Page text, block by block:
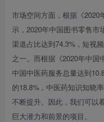
市场空间方面，根据《2020
示，2020年中国图书零售市
渠道占比达到74.3%，短视
之一。而根据《2020年中国
中国中医药服务总量达到
的18.8%，中医药知识知晓
不断提升。因此，我们可以
巨大潜力和前景的项目。